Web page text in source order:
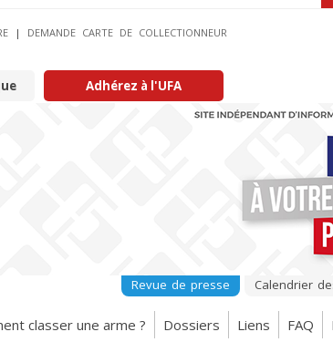
| DEMANDE CARTE DE COLLECTIONNEUR
Adhérez à l'UFA
Revue de presse Calendrier
classer une arme ? Dossiers Liens FAQ